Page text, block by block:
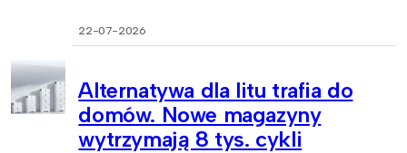
22-07-2026
Alternatywa dla litu trafia do
domów. Nowe magazyny
wytrzymają 8 tys. cykli